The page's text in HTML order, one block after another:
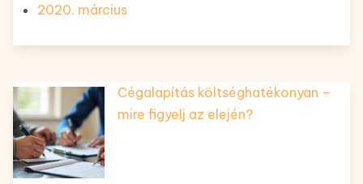
2020. március
Cégalapítás költséghatékonyan –
mire figyelj az elején?